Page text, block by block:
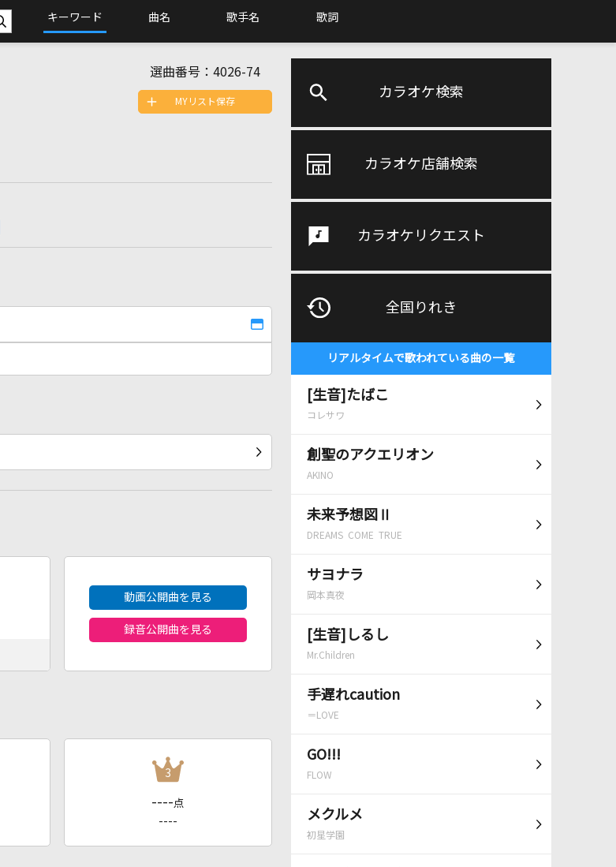
キーワード 曲名 歌手名 歌詞
カラオケ検索
カラオケ店舗検索
カラオケリクエスト
全国りれき
リアルタイムで歌われている曲の一覧
[生音]たばこ
コレサワ
創聖のアクエリオン
AKINO
未来予想図Ⅱ
DREAMS COME TRUE
サヨナラ
岡本真夜
[生音]しるし
Mr.Children
手遅れcaution
＝LOVE
GO!!!
FLOW
メクルメ
初星学園
選曲番号： 4026-74
MYリスト保存
動画公開曲を見る
録音公開曲を見る
3
---- 点
----